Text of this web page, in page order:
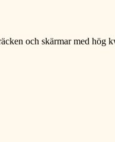
och skärmar med hög